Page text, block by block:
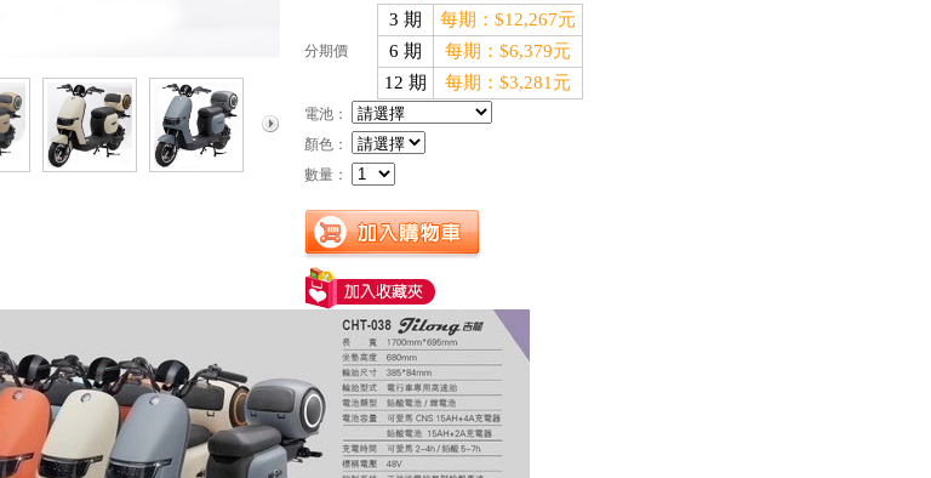
分期價
3 期
每期：$12,267元
6 期
每期：$6,379元
12 期
每期：$3,281元
電池：
顏色：
數量：